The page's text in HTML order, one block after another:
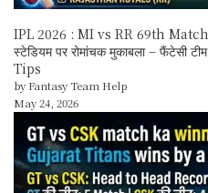
IPL 2026 : MI vs RR 69th
स्टेडियम पर रोमांचक मुकाबला – फैंटेसी
Tips
by Fantasy Team Help
May 24, 2026